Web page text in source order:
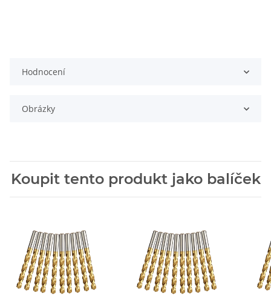
Hodnocení
Obrázky
Koupit tento produkt jako balíček